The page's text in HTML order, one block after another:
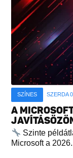
SZÍNES SZERDA
A
Szinte
Microsoft a